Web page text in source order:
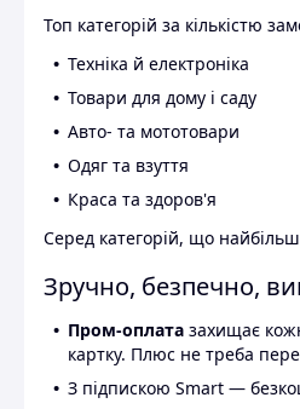
Топ категорій за кількістю
Техніка й електроніка
Товари для дому і саду
Авто- та мототовари
Одяг та взуття
Краса та здоров'я
Серед категорій, що
Зручно, безпечно,
Пром-оплата захищає
картку. Плюс не треба
З підпискою Smart —